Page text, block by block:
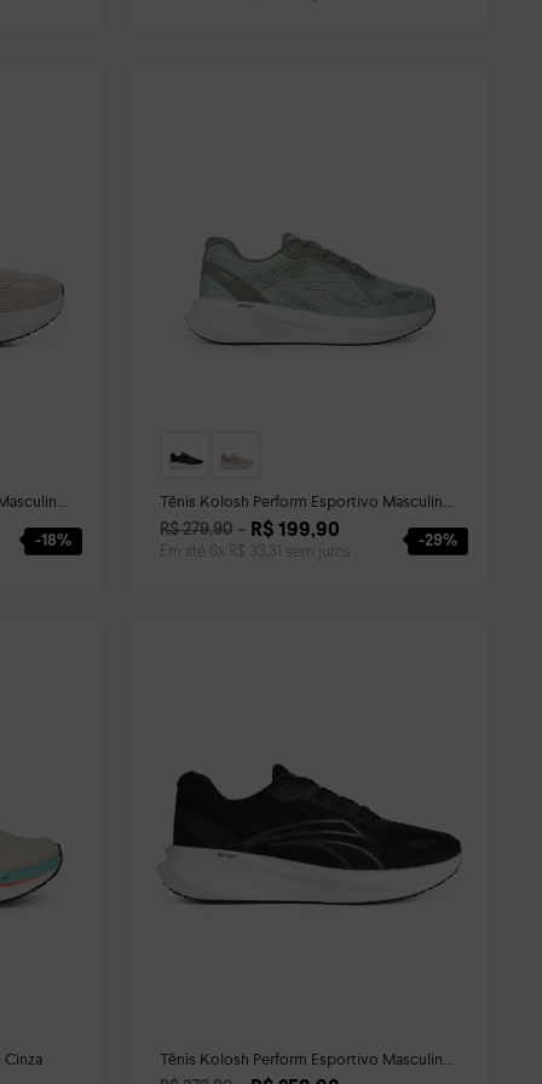
-18%
Tênis Kolosh Perform Esportivo Masculino
Verde
R$ 279,90 R$ 199,90
Em até 6 x R$ 33, 31 sem juros
-29%
Tênis Kolosh Perform Esportivo Masculino
Preto